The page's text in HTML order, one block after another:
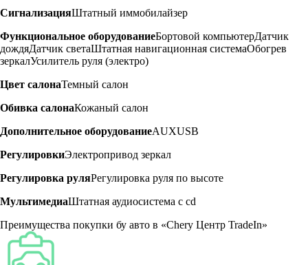
СигнализацияШтатный иммобилайзер
Функциональное оборудованиеБортовой компьютерДатчик
дождяДатчик светаШтатная навигационная системаОбогрев
зеркалУсилитель руля (электро)
Цвет салонаТемный салон
Обивка салонаКожаный салон
Дополнительное оборудованиеAUXUSB
РегулировкиЭлектропривод зеркал
Регулировка руляРегулировка руля по высоте
МультимедиаШтатная аудиосистема с cd
Преимущества покупки бу авто в «Chery Центр TradeIn»